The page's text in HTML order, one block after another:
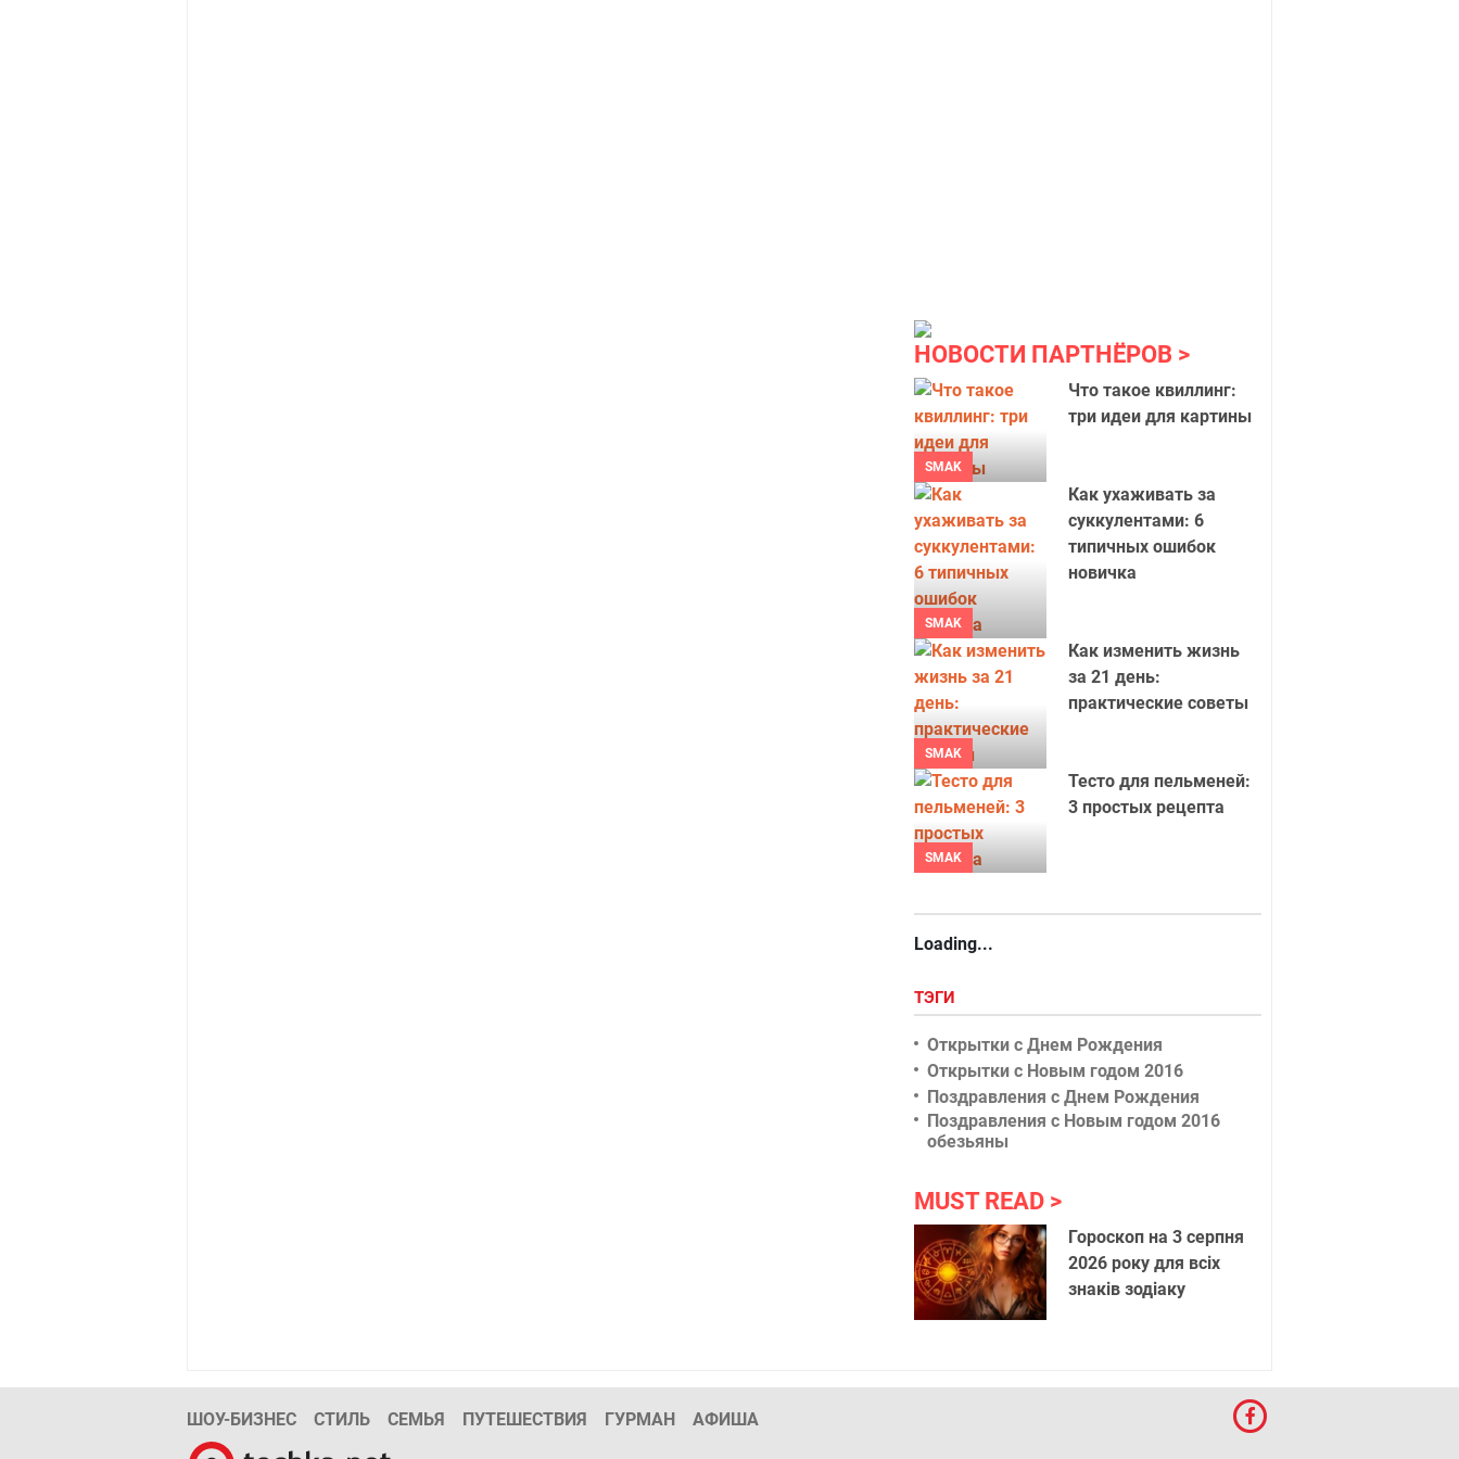
НОВОСТИ ПАРТНЁРОВ
SMAK
Что такое квиллинг:
три идеи для картины
SMAK
Как ухаживать за
суккулентами: 6
типичных ошибок
новичка
SMAK
Как изменить жизнь
за 21 день:
практические советы
SMAK
Тесто для пельменей:
3 простых рецепта
Loading...
ТЭГИ
Открытки с Днем Рождения
Открытки с Новым годом 2016
Поздравления с Днем Рождения
Поздравления с Новым годом 2016
обезьяны
MUST READ
Гороскоп на 3 серпня
2026 року для всіх
знаків зодіаку
ШОУ-БИЗНЕС СТИЛЬ СЕМЬЯ ПУТЕШЕСТВИЯ ГУРМАН АФИША